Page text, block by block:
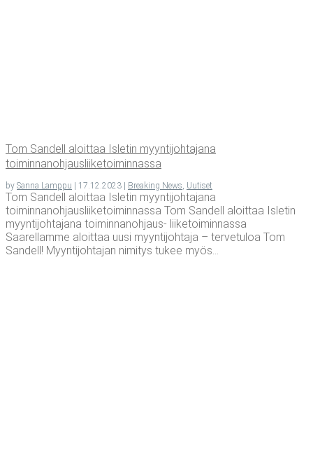
Tom San­dell aloit­taa Isle­tin myyn­ti­joh­ta­ja­na
toiminnanohjausliiketoiminnassa
by Sanna Lamppu | 17.12.2023 | Breaking News Uutiset
Tom Sandell aloittaa Isletin myyntijohtajana
toiminnanohjausliiketoiminnassa Tom Sandell aloittaa Isletin
myyntijohtajana toiminnanohjaus- liiketoiminnassa
Saarellamme aloittaa uusi myyntijohtaja – tervetuloa Tom
Sandell! Myyntijohtajan nimitys tukee myös...